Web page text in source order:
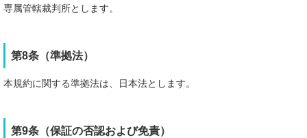
専属管轄裁判所とします。
第8条（準拠法）
本規約に関する準拠法は、日本法とします。
第9条（保証の否認および免責）